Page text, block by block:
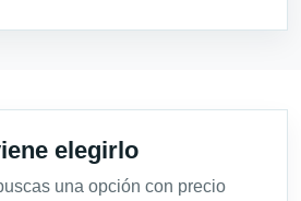
elegirlo
una opción con precio